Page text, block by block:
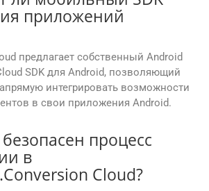
приложений
предлагает собственный Android
SDK для Android, позволяющий
интегрировать возможности
в свои приложения Android.
процесс
в
Cloud?